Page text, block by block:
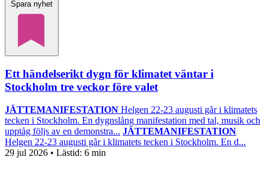
Spara nyhet
Ett händelserikt dygn för klimatet väntar i
Stockholm tre veckor före valet
JÄTTEMANIFESTATION Helgen 22-23 augusti går i klimatets
tecken i Stockholm. En dygnslång manifestation med tal, musik och
upptåg följs av en demonstra... JÄTTEMANIFESTATION
Helgen 22-23 augusti går i klimatets tecken i Stockholm. En d...
29 jul 2026 • Lästid: 6 min